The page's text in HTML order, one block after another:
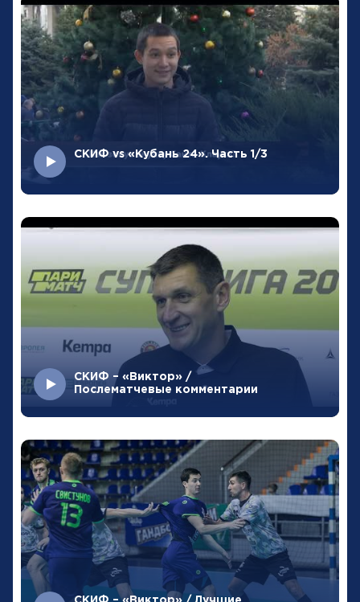
СКИФ vs «Кубань 24». Часть 1/3
СКИФ – «Виктор» /
Послематчевые комментарии